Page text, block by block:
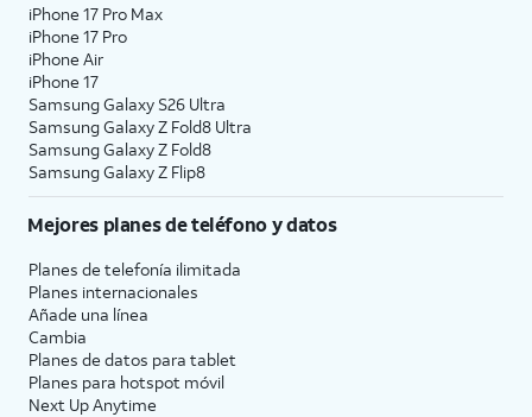
iPhone 17 Pro Max
iPhone 17 Pro
iPhone Air
iPhone 17
Samsung Galaxy S26 Ultra
Samsung Galaxy Z Fold8 Ultra
Samsung Galaxy Z Fold8
Samsung Galaxy Z Flip8
Mejores planes de teléfono y datos
Planes de telefonía ilimitada
Planes internacionales
Añade una línea
Cambia
Planes de datos para tablet
Planes para hotspot móvil
Next Up Anytime